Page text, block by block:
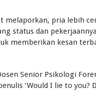
melaporkan, pria lebih
status dan
memberikan kesan
Senior Psikologi
‘Would I lie to you?